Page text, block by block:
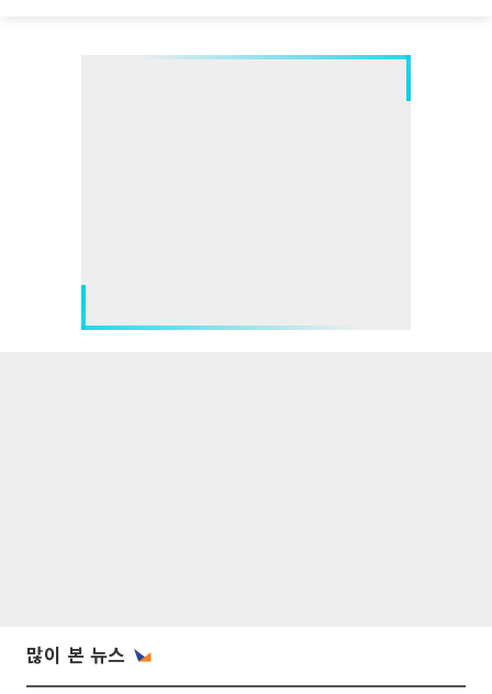
많이 본 뉴스